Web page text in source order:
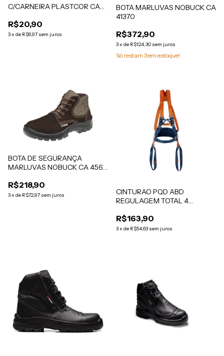
C/CARNEIRA PLASTCOR CA
R$20,90
3x de R$6,97 sem juros
BOTA MARLUVAS NOBUCK CA
41370
R$372,90
3x de R$124,30 sem juros
Só restam 3em estoque!
BOTA DE SEGURANÇA
MARLUVAS NOBUCK CA 45611
R$218,90
3x de R$72,97 sem juros
CINTURAO PQD ABD
REGULAGEM TOTAL 4
CA:47931
R$163,90
3x de R$54,63 sem juros